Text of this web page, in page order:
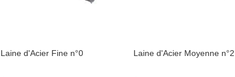
Laine d'Acier Fine n°0 Laine d'Acier Moyenne n°2